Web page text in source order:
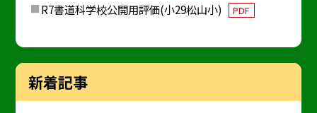
R7書道科学校公開用評価(小29松山小) PDF
新着記事